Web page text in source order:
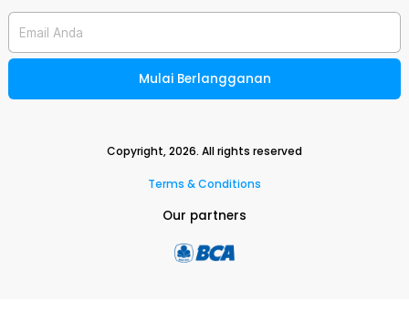
Email Anda
Mulai Berlangganan
Copyright,2026. All rights reserved
Terms & Conditions
Our partners